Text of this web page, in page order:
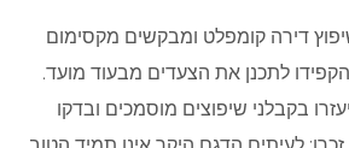
דירה קומפלט ומבקשים מקסימום
לתכנן את הצעדים מבעוד מועד.
בקבלני שיפוצים מוסמכים ובדקו